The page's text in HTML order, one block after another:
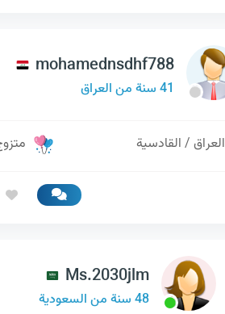
mohamednsdhf788
41 سنة من العراق
العراق / القادسية
Ms.2030jlm
48 سنة من السعودية